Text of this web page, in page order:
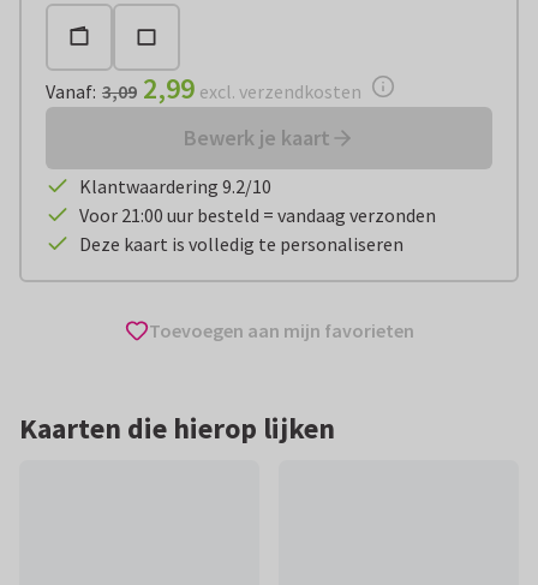
Vanaf: 3,09 2,99 excl. verzendkosten
Bewerk je kaart
Klantwaardering 9.2/10
Voor 21:00 uur besteld = vandaag verzonden
Deze kaart is volledig te personaliseren
Toevoegen aan mijn favorieten
Kaarten die hierop lijken